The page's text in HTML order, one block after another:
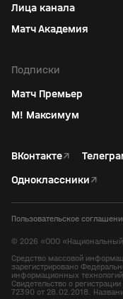
Лица канала
Матч Академия
Подписки
Матч Премьер
М! Максимум
ВКонтакте↗
Одноклассники↗
Пользовательское
© 2026 «ООО
Средство массовой
зарегистрировано
информационных
Свидетельство о
72390 от 28.02.2018.